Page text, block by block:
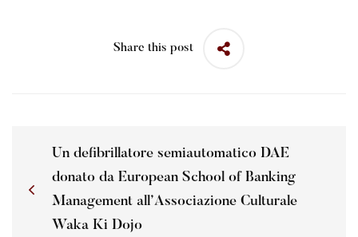
Share this post
Un defibrillatore semiautomatico DAE
donato da European School of Banking
Management all’Associazione Culturale
Waka Ki Dojo